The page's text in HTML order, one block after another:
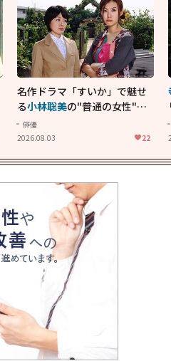
名作ドラマ「すいか」で魅せ
る小林聡美の"普通の女性"が
大人に刺さる...映画「かもめ
食堂」にも通じる静かな芝居
俳優
2026.08.03
22